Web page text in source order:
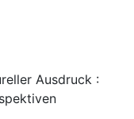
Ausdruck :